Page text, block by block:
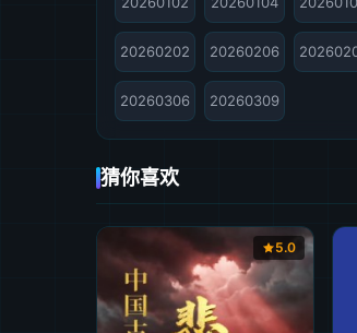
20260202 20260206
20260306 20260309
猜你喜欢
5.0